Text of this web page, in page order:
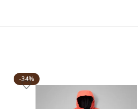
-34%